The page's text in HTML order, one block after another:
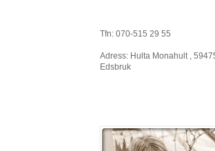
Tfn: 070-515 29 55
Adress: Hulta Monahult ,
Edsbruk